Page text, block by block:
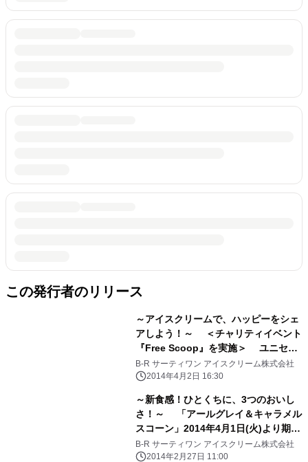
この発行者のリリース
～アイスクリームで、ハッピーをシェ
アしよう！～ ＜チャリティイベント
『Free Scoop』を実施＞ ユニセフ
募金へのご協力で、アイスクリームを
プレゼント 2014年5月11日(日)、全
B-R サーティワン アイスクリーム株式会社
2014年4月2日 16:30
～新食感！ひとくちに、3つのおいし
さ！～ 「アールグレイ＆キャラメル
スコーン」2014年4月1日(火)より期間
限定販売！
B-R サーティワン アイスクリーム株式会社
2014年2月27日 11:00